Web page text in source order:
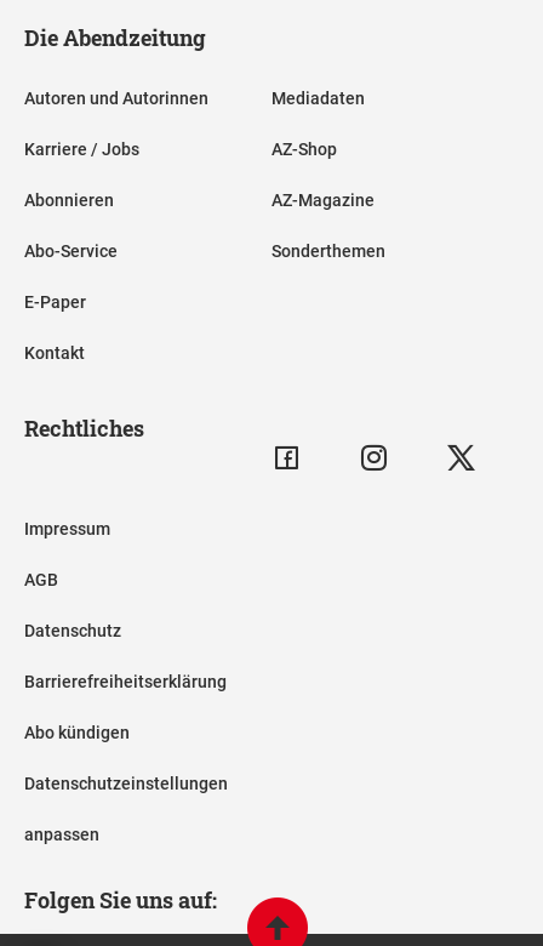
Die Abendzeitung
Autoren und Autorinnen
Karriere / Jobs
Abonnieren
Abo-Service
E-Paper
Kontakt
Mediadaten
AZ-Shop
AZ-Magazine
Sonderthemen
Rechtliches
Impressum
AGB
Datenschutz
Barrierefreiheitserklärung
Abo kündigen
Datenschutzeinstellungen
anpassen
Folgen Sie uns auf: